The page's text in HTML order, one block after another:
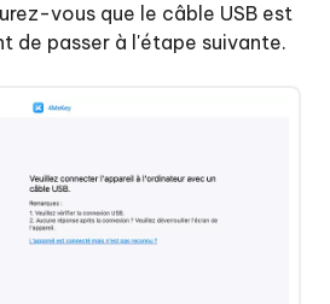
vous que le câble USB est
de passer à l'étape suivante.